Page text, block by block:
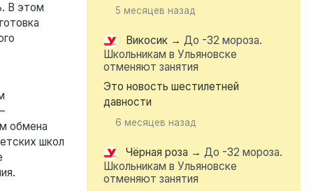
В этом
обмена
школ
5 месяцев назад
Викосик → До -32 мороза.
Школьникам в Ульяновске
отменяют занятия
Это новость шестилетней
давности
6 месяцев назад
Чёрная роза → До -32 мороза.
Школьникам в Ульяновске
отменяют занятия